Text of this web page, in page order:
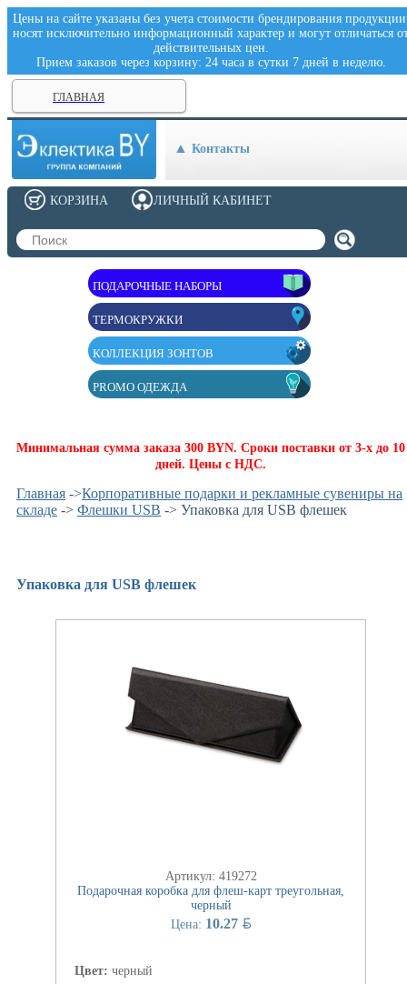
Цены на сайте указаны без учета стоимости брендирования
носят исключительно информационный характер и могут отличаться
действительных цен.
Прием заказов через корзину: 24 часа в сутки 7 дней в неделю.
ГЛАВНАЯ
Контакты
ПОДАРОЧНЫЕ НАБОРЫ
ТЕРМОКРУЖКИ
КОЛЛЕКЦИЯ ЗОНТОВ
PROMO ОДЕЖДА
Минимальная сумма заказа 300 BYN. Сроки поставки от 3-х до 10
дней. Цены с НДС.
Главная ->Корпоративные подарки и рекламные сувениры на
складе -> Флешки USB -> Упаковка для USB флешек
Упаковка для USB флешек
Артикул: 419272
Подарочная коробка для флеш-карт треугольная,
черный
Цена: 10.27 BYN
Цвет: черный
ЛИЧНЫЙ КАБИНЕТ
КОРЗИНА